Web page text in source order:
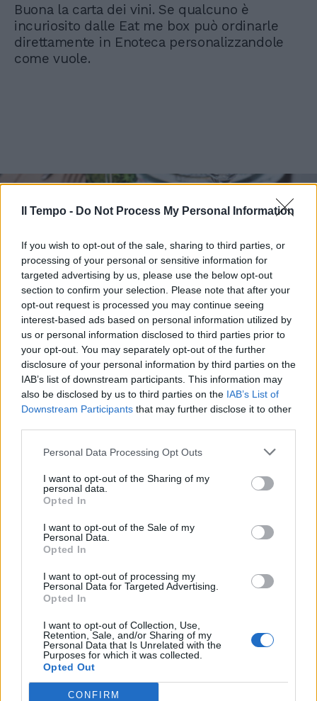
Il Tempo - Do Not Process My Personal Information
If you wish to opt-out of the sale, sharing to third parties, or
processing of your personal or sensitive information for
targeted advertising by us, please use the below opt-out
section to confirm your selection. Please note that after your
opt-out request is processed you may continue seeing
interest-based ads based on personal information utilized by
us or personal information disclosed to third parties prior to
your opt-out. You may separately opt-out of the further
disclosure of your personal information by third parties on the
IAB’s list of downstream participants. This information may
also be disclosed by us to third parties on the IAB’s List of
Downstream Participants that may further disclose it to other
Personal Data Processing Opt Outs
I want to opt-out of the Sharing of my
personal data.
Opted In
I want to opt-out of the Sale of my
Personal Data.
Opted In
I want to opt-out of processing my
Personal Data for Targeted Advertising.
Opted In
I want to opt-out of Collection, Use,
Retention, Sale, and/or Sharing of my
Personal Data that Is Unrelated with the
Purposes for which it was collected.
Opted Out
CONFIRM
Buona la carta dei vini. Se qualcuno è
incuriosito dalle Eat me box può ordinarle
direttamente in Enoteca personalizzandole
come vuole.
Merita sicuramente un apprezzamento la
mise en place dei tavoli, elegantissima.
Stoviglie, posate e bicchieri sono pezzi quasi
unici - e bellissimi - cercati, con passione, da
Silvia curiosando nei vari
mercatini della città.